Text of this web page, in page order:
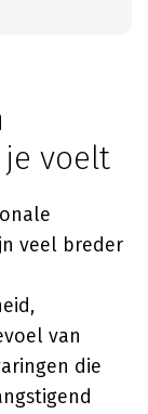
voelt
veel breder
van
die